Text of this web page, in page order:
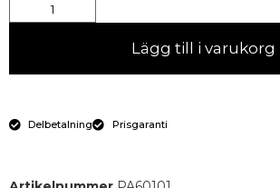
Lägg till i varukorg
Delbetalning Prisgaranti